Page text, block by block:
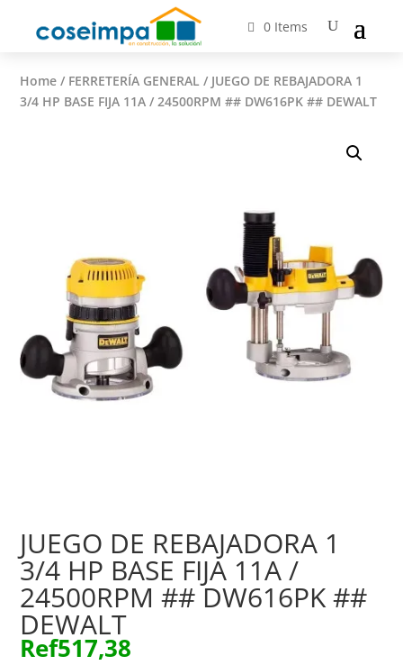
0 Items
Home / FERRETERÍA GENERAL / JUEGO DE REBAJADORA 1
3/4 HP BASE FIJA 11A / 24500RPM ## DW616PK ## DEWALT
JUEGO DE REBAJADORA 1
3/4 HP BASE FIJA 11A /
24500RPM ## DW616PK ##
DEWALT
Ref517,38